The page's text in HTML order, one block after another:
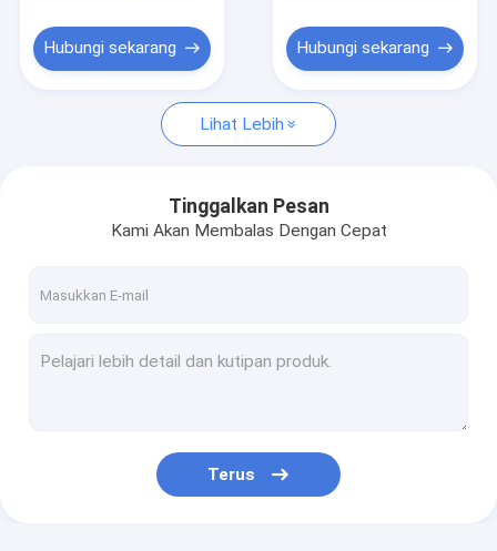
Hubungi Kami
Kaca Kuarsa Optik
Tabung Kaca Borosilikat
Hubungi sekarang Hubungi sekarang
Lihat Lebih
Tinggalkan Pesan
Kami Akan Membalas Dengan Cepat
Terus